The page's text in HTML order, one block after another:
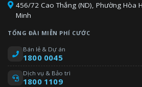
456/72 Cao Thắng (ND), Phường Hòa
Minh
TỔNG ĐÀI MIỄN PHÍ CƯỚC
Bán lẻ & Dự án
1800 0045
Dịch vụ & Bảo trì
1800 1109